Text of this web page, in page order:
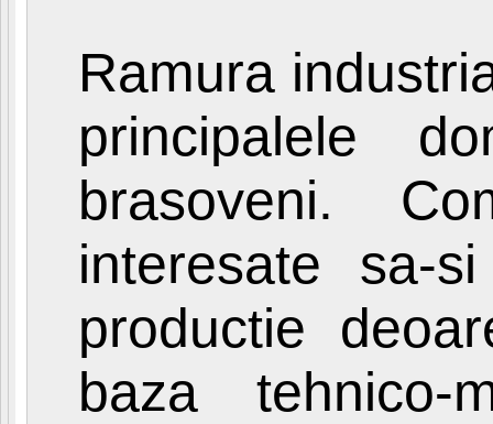
Ramura
principalele
brasoveni.
interesate sa-
productie
baza tehnico-